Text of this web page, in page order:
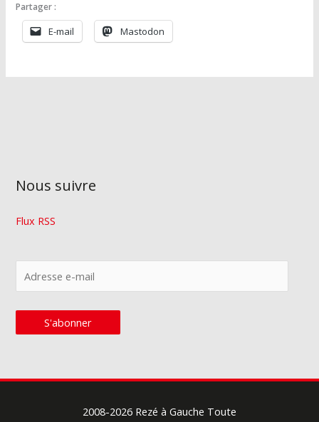
Partager :
E-mail Mastodon
Nous suivre
Flux RSS
d
r
e
S'abonner
2008-2026 Rezé à Gauche Toute